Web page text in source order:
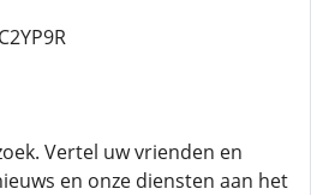
Vertel uw vrienden en
en onze diensten aan het